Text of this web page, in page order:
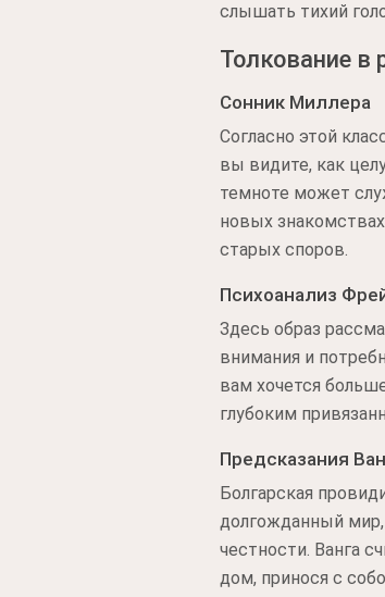
слышать тихий
Толкование в
Сонник Миллера
Согласно этой
вы видите, как
темноте может
новых
старых споров.
Психоанализ
Здесь образ
внимания и
вам хочется
глубоким
Предсказания
Болгарская
долгожданный
честности. Ванга
дом, принося с